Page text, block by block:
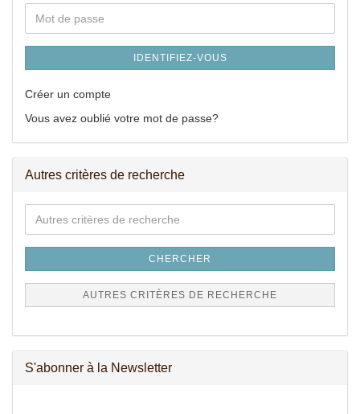
Mot de passe
IDENTIFIEZ-VOUS
Créer un compte
Vous avez oublié votre mot de passe?
Autres critères de recherche
critères
CHERCHER
AUTRES CRITÈRES DE RECHERCHE
S'abonner à la Newsletter